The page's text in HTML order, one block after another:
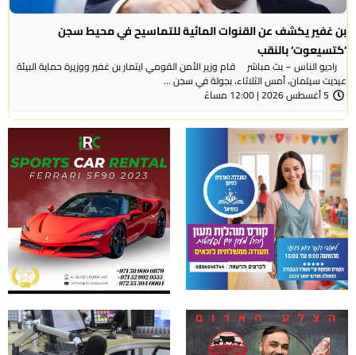
بن غفير يكشف عن القنوات المائية للتماسيح في محيط سجن
‘كتسيعوت‘ بالنقب
راديو الناس – بث مباشر قام وزير الأمن القومي ايتمار بن غفير ووزيرة حماية البيئة
عيديت سيلمان، أمس الثلاثاء، بجولة في سجن ...
5 أغسطس 2026 | 12:00 مساءً